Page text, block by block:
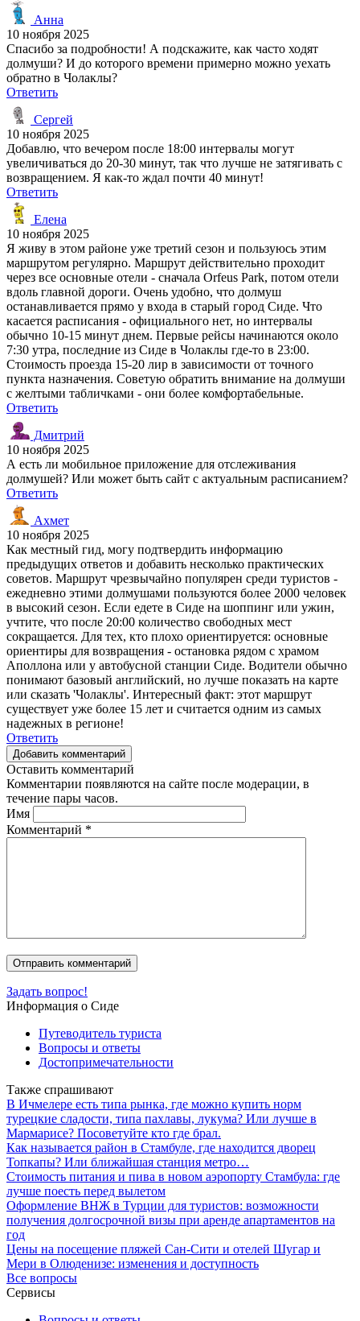
Анна
10 ноября 2025
Спасибо за подробности! А подскажите, как часто ходят
долмуши? И до которого времени примерно можно уехать
обратно в Чолаклы?
Ответить
Сергей
10 ноября 2025
Добавлю, что вечером после 18:00 интервалы могут
увеличиваться до 20-30 минут, так что лучше не затягивать с
возвращением. Я как-то ждал почти 40 минут!
Ответить
Елена
10 ноября 2025
Я живу в этом районе уже третий сезон и пользуюсь этим
маршрутом регулярно. Маршрут действительно проходит
через все основные отели - сначала Orfeus Park, потом отели
вдоль главной дороги. Очень удобно, что долмуш
останавливается прямо у входа в старый город Сиде. Что
касается расписания - официального нет, но интервалы
обычно 10-15 минут днем. Первые рейсы начинаются около
7:30 утра, последние из Сиде в Чолаклы где-то в 23:00.
Стоимость проезда 15-20 лир в зависимости от точного
пункта назначения. Советую обратить внимание на долмуши
с желтыми табличками - они более комфортабельные.
Ответить
Дмитрий
10 ноября 2025
А есть ли мобильное приложение для отслеживания
долмушей? Или может быть сайт с актуальным расписанием?
Ответить
Ахмет
10 ноября 2025
Как местный гид, могу подтвердить информацию
предыдущих ответов и добавить несколько практических
советов. Маршрут чрезвычайно популярен среди туристов -
ежедневно этими долмушами пользуются более 2000 человек
в высокий сезон. Если едете в Сиде на шоппинг или ужин,
учтите, что после 20:00 количество свободных мест
сокращается. Для тех, кто плохо ориентируется: основные
ориентиры для возвращения - остановка рядом с храмом
Аполлона или у автобусной станции Сиде. Водители обычно
понимают базовый английский, но лучше показать на карте
или сказать 'Чолаклы'. Интересный факт: этот маршрут
существует уже более 15 лет и считается одним из самых
надежных в регионе!
Ответить
Добавить комментарий
Оставить комментарий
Комментарии появляются на сайте после модерации, в
течение пары часов.
Имя
Комментарий *
Задать вопрос!
Информация о Сиде
Путеводитель туриста
Вопросы и ответы
Достопримечательности
Также спрашивают
В Ичмелере есть типа рынка, где можно купить норм
турецкие сладости, типа пахлавы, лукума? Или лучше в
Мармарисе? Посоветуйте кто где брал.
Как называется район в Стамбуле, где находится дворец
Топкапы? Или ближайшая станция метро…
Стоимость питания и пива в новом аэропорту Стамбула: где
лучше поесть перед вылетом
Оформление ВНЖ в Турции для туристов: возможности
получения долгосрочной визы при аренде апартаментов на
год
Цены на посещение пляжей Сан-Сити и отелей Шугар и
Мери в Олюденизе: изменения и доступность
Все вопросы
Сервисы